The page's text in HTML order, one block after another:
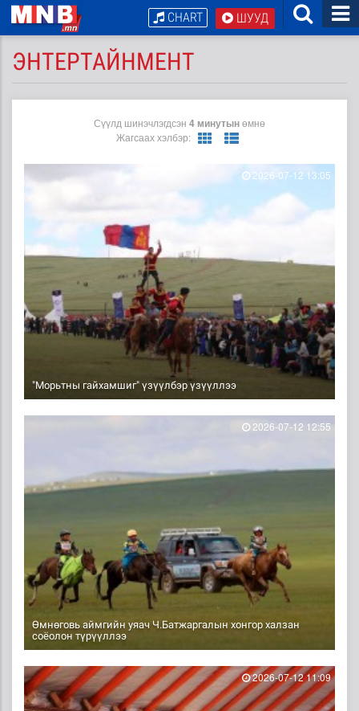
ШУУД
CHART
ЭНТЕРТАЙНМЕНТ
Сүүлд шинэчлэгдсэн 4 минутынөмнө
Жагсаах хэлбэр:
"Морьтны гайхамшиг" үзүүлбэр үзүүллээ
2026-07-12 13:05
Өмнөговь аймгийн уяач Ч.Батжаргалын хонгор халзан
соёолон түрүүллээ
2026-07-12 12:55
2026-07-12 11:09